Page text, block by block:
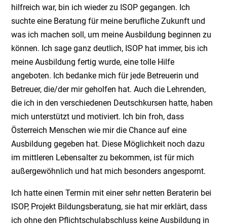
hilfreich war, bin ich wieder zu ISOP gegangen. Ich
suchte eine Beratung für meine berufliche Zukunft und
was ich machen soll, um meine Ausbildung beginnen zu
können. Ich sage ganz deutlich, ISOP hat immer, bis ich
meine Ausbildung fertig wurde, eine tolle Hilfe
angeboten. Ich bedanke mich für jede Betreuerin und
Betreuer, die/der mir geholfen hat. Auch die Lehrenden,
die ich in den verschiedenen Deutschkursen hatte, haben
mich unterstützt und motiviert. Ich bin froh, dass
Österreich Menschen wie mir die Chance auf eine
Ausbildung gegeben hat. Diese Möglichkeit noch dazu
im mittleren Lebensalter zu bekommen, ist für mich
außergewöhnlich und hat mich besonders angespornt.
Ich hatte einen Termin mit einer sehr netten Beraterin bei
ISOP, Projekt Bildungsberatung, sie hat mir erklärt, dass
ich ohne den Pflichtschulabschluss keine Ausbildung in